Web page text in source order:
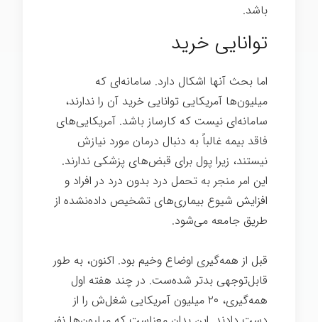
باشد.
توانایی خرید
اما بحث آنها اشکال دارد. سامانه‌ای که
میلیون‌ها آمریکایی توانایی خرید آن را ندارند،
سامانه‌ای نیست که کارساز باشد. آمریکایی‌های
فاقد بیمه غالباً به دنبال درمان مورد نیازش
نیستند، زیرا پول برای قبض‌های پزشکی ندارند.
این امر منجر به تحمل درد بدون درد در افراد و
افزایش شیوع بیماری‌های تشخیص داده‌نشده از
طریق جامعه می‌شود.
قبل از همه‌گیری اوضاع وخیم بود. اکنون، به طور
قابل‌توجهی بدتر شده‌ست. در چند هفته اول
همه‌گیری، ۲۰ میلیون آمریکایی شغل‌ش را از